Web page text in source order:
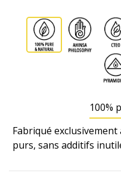
100%
Fabriqué
purs, sans additifs